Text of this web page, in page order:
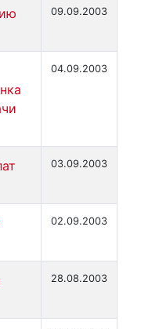
09.09.2003
04.09.2003
03.09.2003
02.09.2003
28.08.2003